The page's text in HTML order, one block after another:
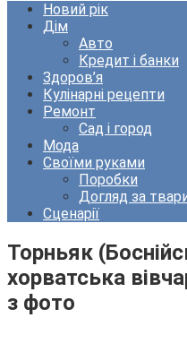
Новий рік
Дім
Авто
Кредит і банки
Здоров’я
Кулінарні рецепти
Ремонт
Сад і город
Мода
Своїми руками
Поробки
Догляд за
Сценарії
Торньяк
хорватська
з фото